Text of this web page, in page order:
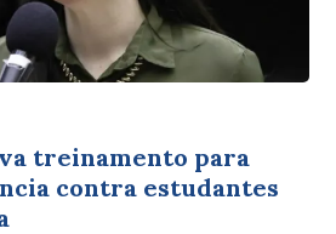
treinamento para
contra estudantes